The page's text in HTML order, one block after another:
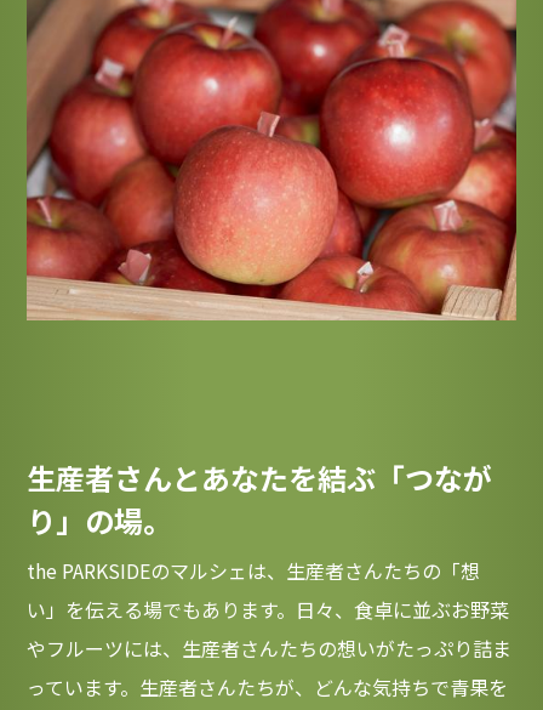
生産者さんとあなたを結ぶ「つなが
り」の場。
the PARKSIDEのマルシェは、生産者さんたちの「想
い」を伝える場でもあります。日々、食卓に並ぶお野菜
やフルーツには、生産者さんたちの想いがたっぷり詰ま
っています。生産者さんたちが、どんな気持ちで青果を